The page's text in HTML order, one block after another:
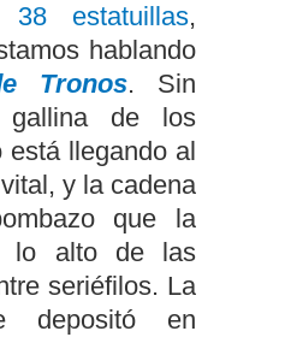
estatuillas,
hablando
Tronos. Sin
gallina de los
está llegando al
y la cadena
que la
lo alto de las
seriéfilos. La
depositó en